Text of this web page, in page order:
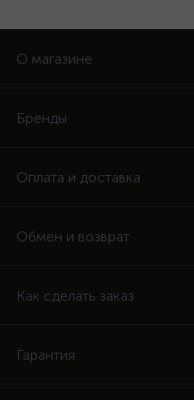
О магазине
Бренды
Оплата и доставка
Обмен и возврат
Как сделать заказ
Гарантия